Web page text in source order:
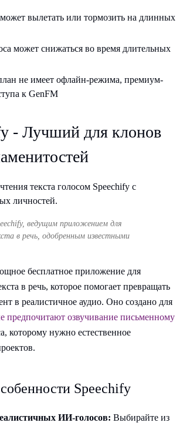
вылетать или тормозить на длинных
может снижаться во время длительных
не имеет офлайн-режима, премиум-
к GenFM
- Лучший для клонов
ведущим приложением для
в речь, одобренным известными
бесплатное приложение для
в речь, которое помогает превращать
в реалистичное аудио. Оно создано для
предпочитают озвучивание письменному
которому нужно естественное
Speechify
ИИ-голосов: Выбирайте из